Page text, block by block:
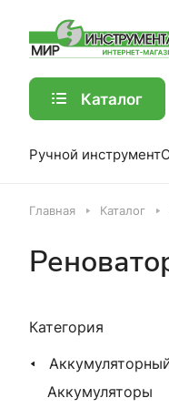
Каталог
Ручной инструмент
Главная Каталог
Категория
Аккумуляторы